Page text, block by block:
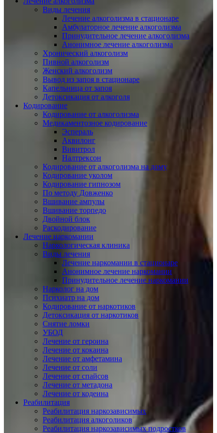
Виды лечения
Лечение алкоголизма в стационаре
Амбулаторное лечение алкоголизма
Принудительное лечение алкоголизма
Анонимное лечение алкоголизма
Хронический алкоголизм
Пивной алкоголизм
Женский алкоголизм
Вывод из запоя в стационаре
Капельница от запоя
Детоксикация от алкоголя
Кодирование
Кодирование от алкоголизма
Медикаментозное кодирование
Эспераль
Аквилонг
Вивитрол
Налтрексон
Кодирование от алкоголизма на дому
Кодирование уколом
Кодирование гипнозом
По методу Довженко
Вшивание ампулы
Вшивание торпедо
Двойной блок
Раскодирование
Лечение наркомании
Наркологическая клиника
Виды лечения
Лечение наркомании в стационаре
Анонимное лечение наркомании
Принудительное лечение наркомании
Нарколог на дом
Психиатр на дом
Кодирование от наркотиков
Детоксикация от наркотиков
Снятие ломки
УБОД
Лечение от героина
Лечение от кокаина
Лечение от амфетамина
Лечение от соли
Лечение от спайсов
Лечение от метадона
Лечение от кодеина
Реабилитация
Реабилитация наркозависимых
Реабилитация алкоголиков
Реабилитация наркозависимых подростков